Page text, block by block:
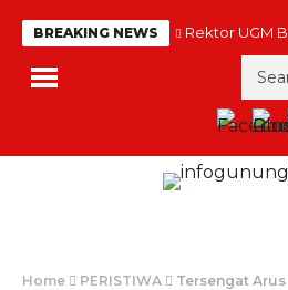
BREAKING NEWS Rektor UGM
Home PERISTIWA
Tersengat